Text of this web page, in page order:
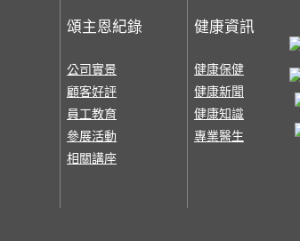
頌主恩紀錄
公司實景
顧客好評
員工教育
參展活動
相關講座
健康資訊
健康保健
健康新聞
健康知識
專業醫生